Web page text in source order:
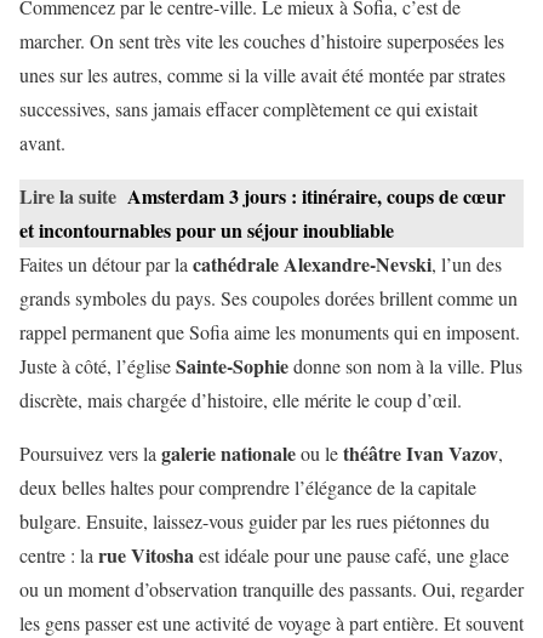
Commencez par le centre-ville. Le mieux à Sofia, c’est de
marcher. On sent très vite les couches d’histoire superposées les
unes sur les autres, comme si la ville avait été montée par strates
successives, sans jamais effacer complètement ce qui existait
avant.
Lire la suite Amsterdam 3 jours : itinéraire, coups de cœur
et incontournables pour un séjour inoubliable
Faites un détour par la cathédrale Alexandre-Nevski, l’un des
grands symboles du pays. Ses coupoles dorées brillent comme un
rappel permanent que Sofia aime les monuments qui en imposent.
Juste à côté, l’égliseSainte-Sophiedonne son nom à la ville. Plus
discrète, mais chargée d’histoire, elle mérite le coup d’œil.
Poursuivez vers la galerie nationaleou lethéâtre Ivan Vazov,
deux belles haltes pour comprendre l’élégance de la capitale
bulgare. Ensuite, laissez-vous guider par les rues piétonnes du
centre : la rue Vitoshaest idéale pour une pause café, une glace
ou un moment d’observation tranquille des passants. Oui, regarder
les gens passer est une activité de voyage à part entière. Et souvent